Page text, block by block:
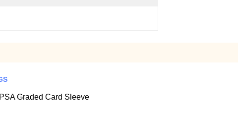
Graded Card Sleeve